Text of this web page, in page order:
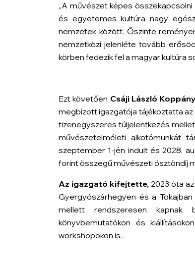
„A művészet képes
és egyetemes kultúra nagy
nemzetek között. Őszinte
nemzetközi jelenléte tovább
körben fedezik fel a magyar kultúra
Ezt követően Csáji László
megbízott igazgatója tájékoztatta
tizenegyszeres túljelentkezés
művészetelméleti alkotómunkát
szeptember 1-jén indult és 2028.
forint összegű művészeti ösztöndíj
Az igazgató kifejtette, 2023 óta
Gyergyószárhegyen és a
mellett rendszeresen kapnak
könyvbemutatókon és
workshopokon is.